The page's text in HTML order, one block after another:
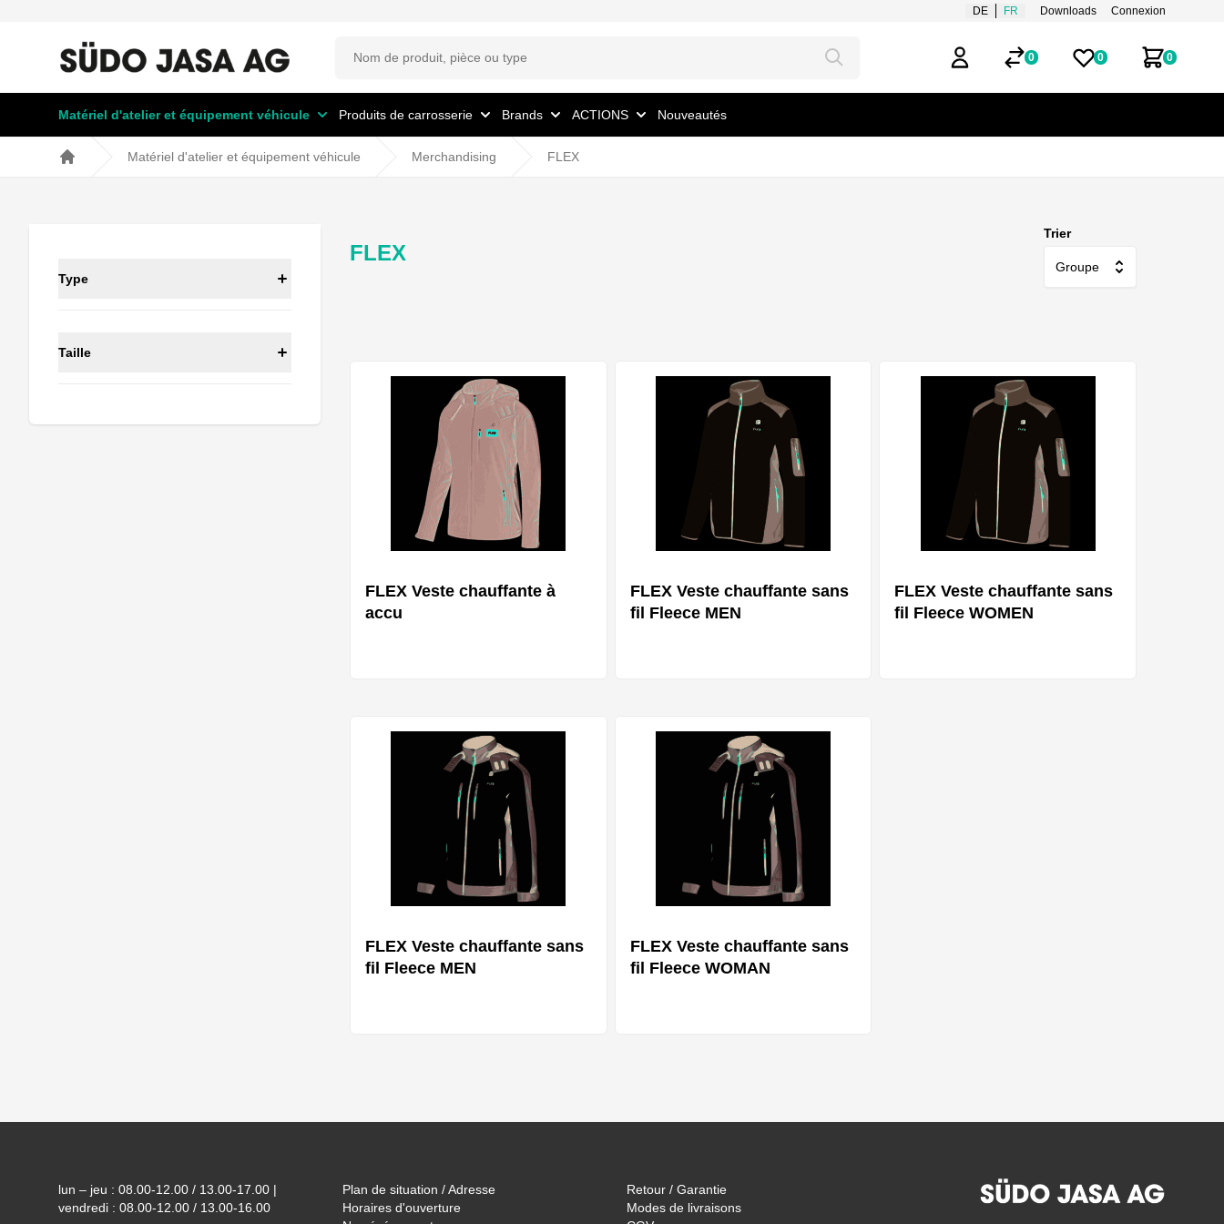
DE FR Downloads Connexion
Compte d'utilisateur
0 0
Listes de favoris
0
Mon
Matériel d'atelier et équipement véhicule Produits de carrosserie Brands ACTIONS Nouveautés
Matériel d'atelier et équipement véhicule Merchandising FLEX
Type
Taille
FLEX
Trier
Groupe
FLEX Veste chauffante à
accu
FLEX Veste chauffante sans
fil Fleece MEN
FLEX Veste chauffante sans
fil Fleece WOMEN
FLEX Veste chauffante sans
fil Fleece MEN
FLEX Veste chauffante sans
fil Fleece WOMAN
lun – jeu : 08.00-12.00 / 13.00-17.00 |
vendredi : 08.00-12.00 / 13.00-16.00
Plan de situation / Adresse
Horaires d'ouverture
Retour / Garantie
Modes de livraisons